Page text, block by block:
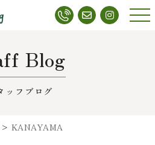
メニ
Blog
ッフブログ
>KANAYAMA